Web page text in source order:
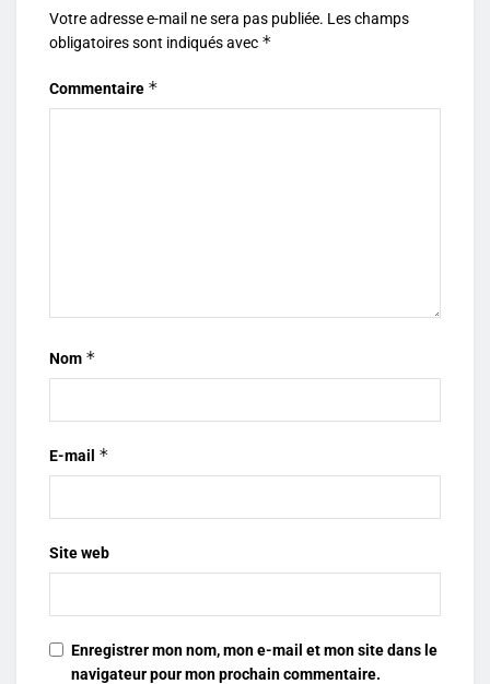
Votre adresse e-mail ne sera pas publiée. Les champs
obligatoires sont indiqués avec *
Commentaire *
Nom *
E-mail *
Site web
Enregistrer mon nom, mon e-mail et mon site dans le
navigateur pour mon prochain commentaire.